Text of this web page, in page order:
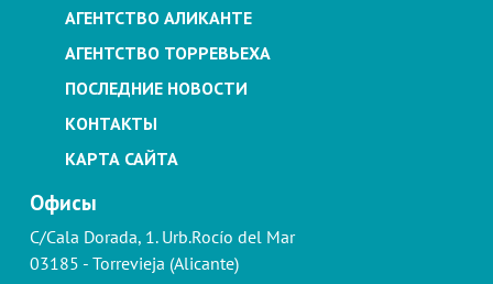
АГЕНТСТВО АЛИКАНТЕ
АГЕНТСТВО ТОРРЕВЬЕХА
ПОСЛЕДНИЕ НОВОСТИ
КОНТАКТЫ
КАРТА САЙТА
Офисы
C/Cala Dorada, 1. Urb.Rocío del Mar
03185 - Torrevieja (Alicante)